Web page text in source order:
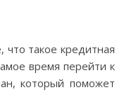
что такое кредитная
время перейти к
который поможет